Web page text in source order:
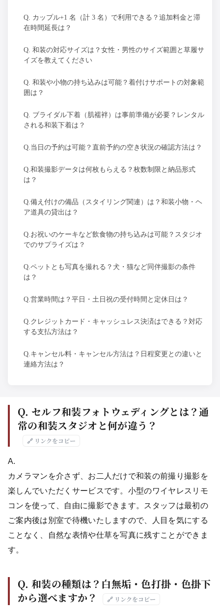
Q. カップル+1 名（計 3 名）で利用できる？追加料金と滞
在時間延長は？
Q. 和装の対応サイズは？女性・男性のサイズ範囲と草履サ
イズを教えてください
Q. 和装や小物の持ち込みは可能？着付けサポートの対象範
囲は？
Q. ブライダル下着（肌襦袢）は事前準備が必要？レンタル
される和装下着は？
Q.当日の予約は可能？直前予約の空き状況の確認方法は？
Q.和装撮影データは何枚もらえる？枚数制限と納品形式
は？
Q.備え付けの備品（スタイリング関連）は？和装小物・ヘ
ア道具の貸出は？
Q.お祝いのケーキなど飲食物の持ち込みは可能？スタジオ
でのサプライズは？
Q.ペットとも写真を撮れる？犬・猫など同伴撮影の条件
は？
Q.営業時間は？平日・土日祝の受付時間と定休日は？
Q.クレジットカード・キャッシュレス決済はできる？対応
する支払方法は？
Q.キャンセル料・キャンセル方法は？日程変更との違いと
連絡方法は？
Q. セルフ和装フォトウェディングとは？通
常の和装スタジオと何が違う？
🔗 リンクをコピー
A.
カメラマンを介さず、お二人だけで和装の前撮り撮影を
楽しんでいただくサービスです。小型のワイヤレスリモ
コンを使って、自由に撮影できます。スタッフは最初の
ご案内後は別室で待機いたしますので、人目を気にする
ことなく、自然な表情や仕草を写真に残すことができま
す。
Q. 和装の種類は？白無垢・色打掛・色掛下
から選べますか？
🔗 リンクをコピー